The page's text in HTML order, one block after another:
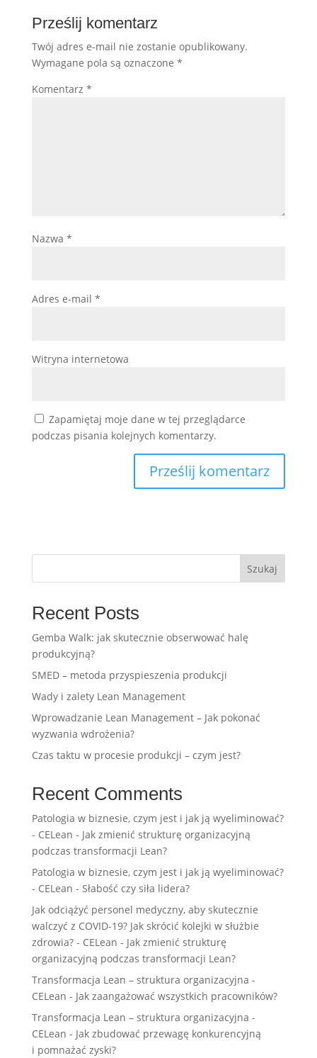
Prześlij komentarz
Twój adres e-mail nie zostanie opublikowany.
Wymagane pola są oznaczone *
Komentarz *
Nazwa *
Adres e-mail *
Witryna internetowa
Zapamiętaj moje dane w tej przeglądarce
podczas pisania kolejnych komentarzy.
Szukaj
Recent Posts
Gemba Walk: jak skutecznie obserwować halę
produkcyjną?
SMED – metoda przyspieszenia produkcji
Wady i zalety Lean Management
Wprowadzanie Lean Management – Jak pokonać
wyzwania wdrożenia?
Czas taktu w procesie produkcji – czym jest?
Recent Comments
Patologia w biznesie, czym jest i jak ją wyeliminować?
- CELean - Jak zmienić strukturę organizacyjną
podczas transformacji Lean?
Patologia w biznesie, czym jest i jak ją wyeliminować?
- CELean - Słabość czy siła lidera?
Jak odciążyć personel medyczny, aby skutecznie
walczyć z COVID-19? Jak skrócić kolejki w służbie
zdrowia? - CELean - Jak zmienić strukturę
organizacyjną podczas transformacji Lean?
Transformacja Lean – struktura organizacyjna -
CELean - Jak zaangażować wszystkich pracowników?
Transformacja Lean – struktura organizacyjna -
CELean - Jak zbudować przewagę konkurencyjną
i pomnażać zyski?